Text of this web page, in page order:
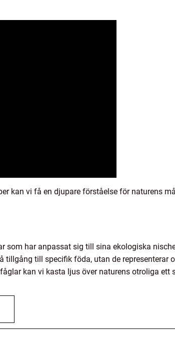
kan vi få en djupare förståelse för naturens
som har anpassat sig till sina ekologiska
till specifik föda, utan de representerar
kan vi kasta ljus över naturens otroliga ett